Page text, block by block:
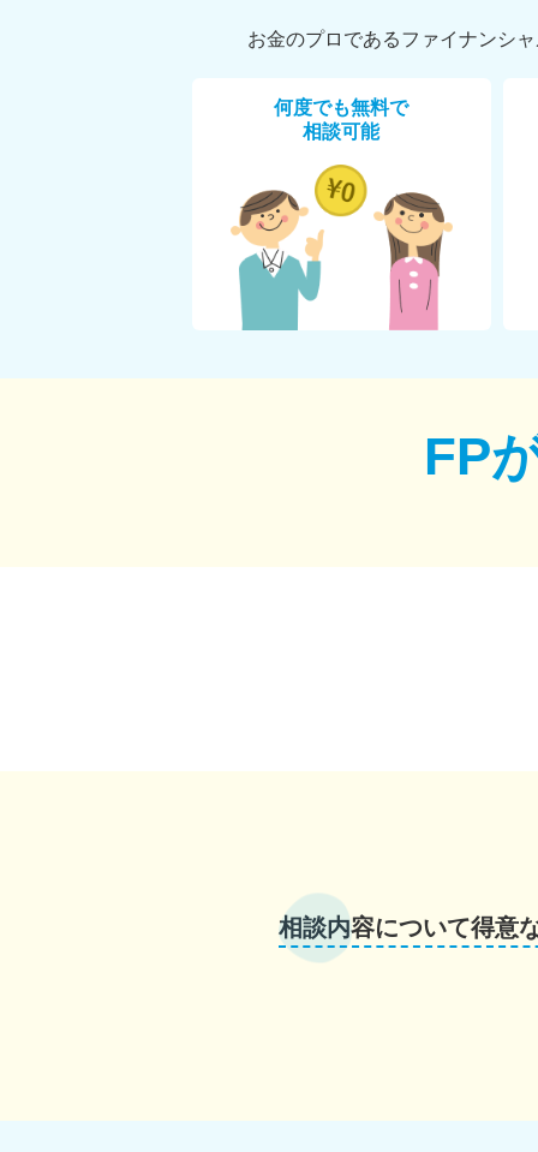
お金のプロであるファイナンシ
何度でも無料で
相談可能
FP
相談内容について得意